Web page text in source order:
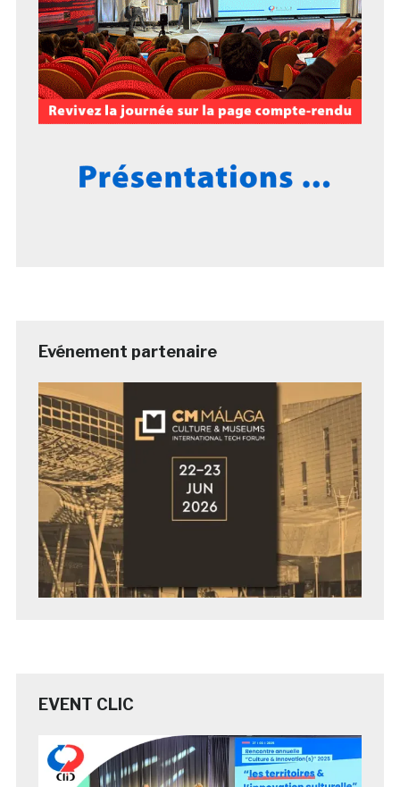
Evénement partenaire
EVENT CLIC